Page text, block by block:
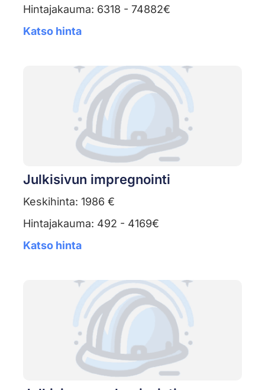
Hintajakauma: 6318 - 74882€
Katso hinta
Julkisivun impregnointi
Keskihinta: 1986 €
Hintajakauma: 492 - 4169€
Katso hinta